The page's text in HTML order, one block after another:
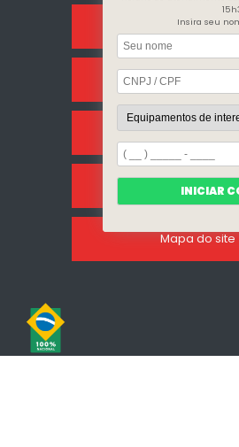
Home
Sobre Nós
Categorias
Clientes
Mapa do site
Insira seu
INICIAR